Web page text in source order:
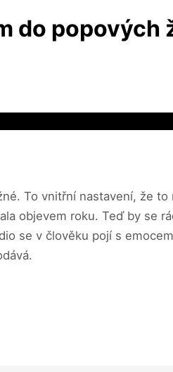
do popových
To vnitřní nastavení, že
objevem roku. Teď by se
se v člověku pojí s